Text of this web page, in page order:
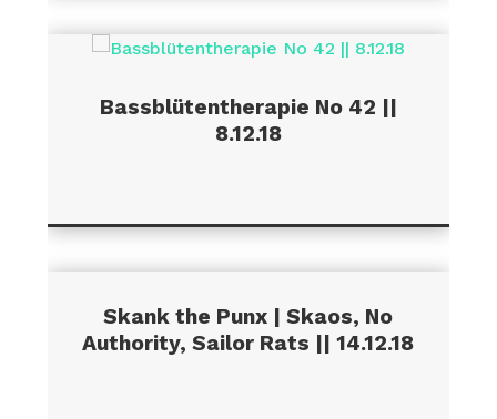
Bassblütentherapie No 42 ||
8.12.18
Skank the Punx | Skaos, No
Authority, Sailor Rats || 14.12.18